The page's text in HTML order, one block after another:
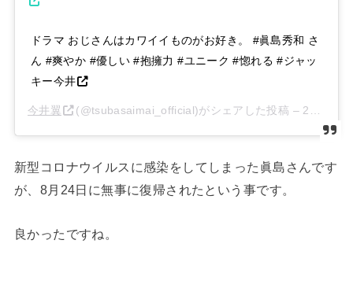
ドラマ おじさんはカワイイものがお好き。 #眞島秀和 さ
ん #爽やか #優しい #抱擁力 #ユニーク #惚れる #ジャッ
キー今井
今井翼 (@tsubasaimai_official)がシェアした投稿 – 2020年 7月月16日午前6時54分PDT
新型コロナウイルスに感染をしてしまった眞島さんです
が、8月24日に無事に復帰されたという事です。
良かったですね。